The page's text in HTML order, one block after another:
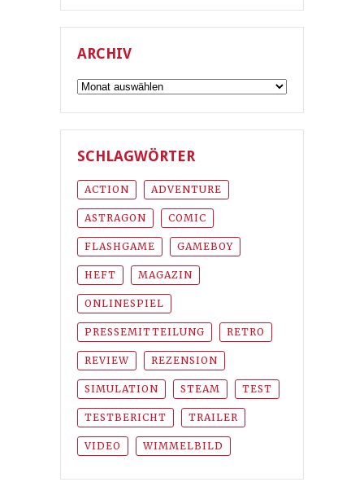
ARCHIV
Archiv
SCHLAGWÖRTER
ACTION ADVENTURE
ASTRAGON COMIC
FLASHGAME GAMEBOY
HEFT MAGAZIN
ONLINESPIEL
PRESSEMITTEILUNG RETRO
REVIEW REZENSION
SIMULATION STEAM TEST
TESTBERICHT TRAILER
VIDEO WIMMELBILD